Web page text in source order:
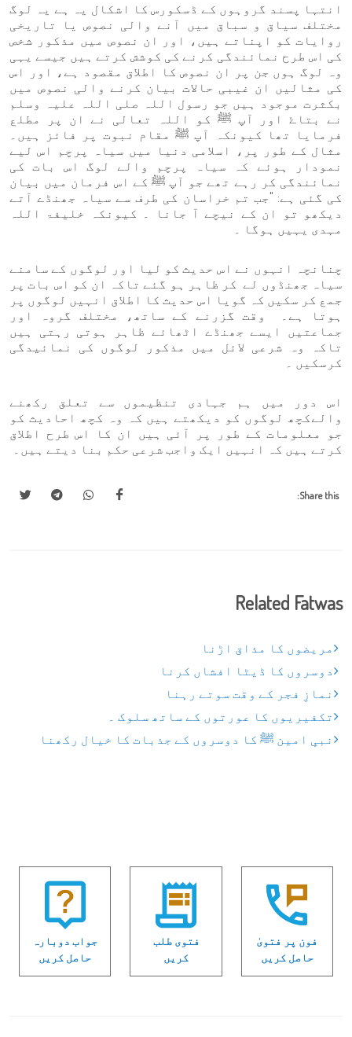
انتہا پسند گروہوں کے ڈسکورس کا اشکال یہ ہے یہ لوگ
مختلف سیاق و سباق میں آنے والی نصوص یا تاریخی
روایات کو اپناتے ہیں، اور ان نصوص میں مذکور شخص
کی اس طرح نمائندگی کرنے کی کوشش کرتے ہیں جیسے یہی
وہ لوگ ہوں جن پر ان نصوص کا اطلاق مقصود ہے، اور اس
کی مثالیں ان غیبی حالات بیان کرنے والی نصوص میں
بکثرت موجود ہیں جو رسول اللہ صلی اللہ علیہ وسلم
نے بتاۓ اور آپ ﷺ کو اللہ تعالی نے ان پر مطلع
فرمایا تھا کیونکہ آپ ﷺ مقام نبوت پر فائز ہیں۔
مثال کے طور پر، اسلامی دنیا میں سیاہ پرچم اس لیے
نمودار ہوئے کہ سیاہ پرچم والے لوگ اس بات کی
نمائندگی کر رہے تھے جو آپ ﷺ کے اس فرمان میں بیان
کی گئی ہے: "جب تم خراسان کی طرف سے سیاہ جھنڈے آتے
دیکھو تو ان کے نیچے آ جانا ۔ کیونکہ خلیفۃ اللہ
مہدی یہیں ہوگا ۔
چنانچہ انہوں نے اس حدیث کو لیا اور لوگوں کے سامنے
سیاہ جھنڈوں لے کر ظاہر ہو گئے تاکہ ان کو اس بات پر
جمع کر سکیں کہ گویا اس حدیث کا اطلاق انہیں لوگوں پر
ہوتا ہے۔ وقت گزرنے کے ساتھ، مختلف گروہ اور
جماعتیں ایسے جھنڈے اٹھائے ظاہر ہوتی رہتی ہیں
تاکہ وہ شرعی لائل میں مذکور لوگوں کی نمائیدگی
کرسکیں ۔
اس دور میں ہم جہادی تنظیموں سے تعلق رکھنے
والےکچھ لوگوں کو دیکھتے ہیں کہ وہ کچھ احادیث کو
جو معلومات کے طور پر آئی ہیں ان کا اس طرح اطلاق
کرتے ہیں کہ انہیں ایک واجب شرعی حکم بنا دیتے ہیں۔
Share this:
Related Fatwas
مریضوں کا مذاق اڑنا
دوسروں کا ڈیٹا افشاں کرنا
نمازِ فجر کے وقت سوتے رہنا
تکفیریوں کا عورتوں کے ساتھ سلوک ۔
نبیِ امین ﷺ کا دوسروں کے جذبات کا خیال رکھنا
فون پر فتویٰ
حاصل کریں
فتوی طلب
کریں
جواب دوبارہ
حاصل کریں